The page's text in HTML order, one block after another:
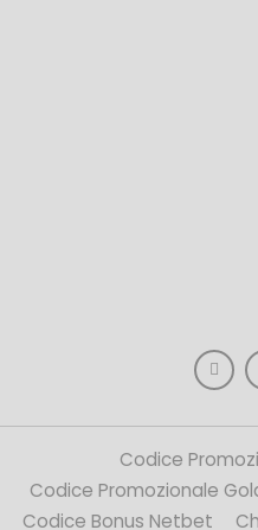
Codice
Codice Promozionale
Codice Bonus Netbet